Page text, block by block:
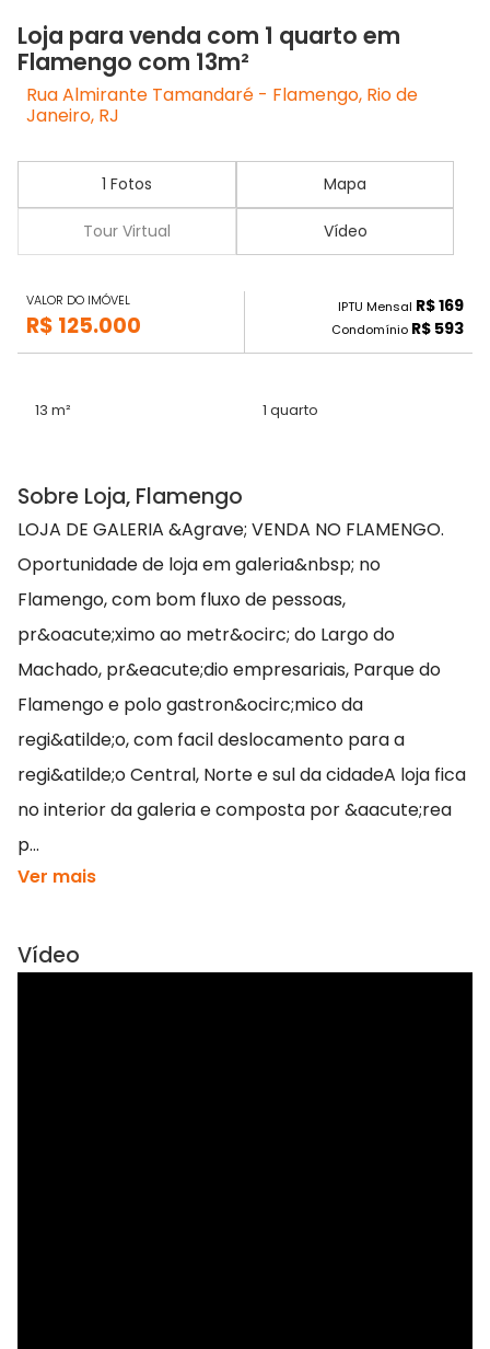
Loja para venda com 1 quarto em
Flamengo com 13m²
Rua Almirante Tamandaré - Flamengo, Rio de
Janeiro, RJ
1 Fotos Mapa
Tour Virtual Vídeo
VALOR DO IMÓVEL
R$ 125.000
IPTU Mensal R$ 169
Condomínio R$ 593
13 m² 1 quarto
Sobre Loja, Flamengo
LOJA DE GALERIA &Agrave; VENDA NO FLAMENGO.
Oportunidade de loja em galeria&nbsp; no
Flamengo, com bom fluxo de pessoas,
pr&oacute;ximo ao metr&ocirc; do Largo do
Machado, pr&eacute;dio empresariais, Parque do
Flamengo e polo gastron&ocirc;mico da
regi&atilde;o, com facil deslocamento para a
regi&atilde;o Central, Norte e sul da cidadeA loja fica
no interior da galeria e composta por &aacute;rea
p...
Ver mais
Vídeo